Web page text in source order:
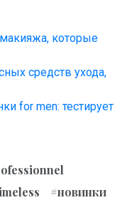
которые
средств ухода,
for men: тестирует
#новинки